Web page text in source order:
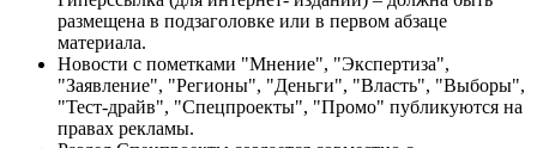
размещена в подзаголовке или в первом абзаце
материала.
Новости с пометками "Мнение", "Экспертиза",
"Заявление", "Регионы", "Деньги", "Власть", "Выборы",
"Тест-драйв", "Спецпроекты", "Промо" публикуются на
правах рекламы.